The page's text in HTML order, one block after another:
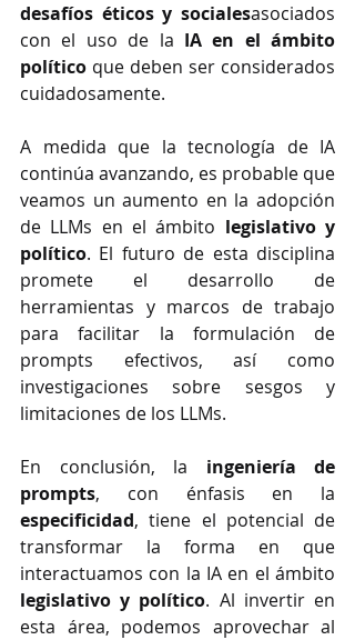
desafíos éticos y socialesasociados
con el uso de la IA en el ámbito
político que deben ser considerados
cuidadosamente.
A medida que la tecnología de IA
continúa avanzando, es probable que
veamos un aumento en la adopción
de LLMs en el ámbito legislativo y
político. El futuro de esta disciplina
promete el desarrollo de
herramientas y marcos de trabajo
para facilitar la formulación de
prompts efectivos, así como
investigaciones sobre sesgos y
limitaciones de los LLMs.
En conclusión, la ingeniería de
prompts
especificidad, tiene el potencial de
transformar la forma en que
legislativo y político. Al invertir en
esta área, podemos aprovechar al